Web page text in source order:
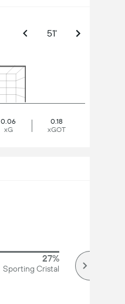
51'
0.06
xG
0.18
xGOT
27%
Sporting Cristal